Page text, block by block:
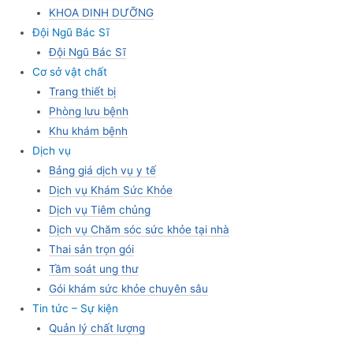
KHOA DINH DƯỠNG
Đội Ngũ Bác Sĩ
Đội Ngũ Bác Sĩ
Cơ sở vật chất
Trang thiết bị
Phòng lưu bệnh
Khu khám bệnh
Dịch vụ
Bảng giá dịch vụ y tế
Dịch vụ Khám Sức Khỏe
Dịch vụ Tiêm chủng
Dịch vụ Chăm sóc sức khỏe tại nhà
Thai sản trọn gói
Tầm soát ung thư
Gói khám sức khỏe chuyên sâu
Tin tức – Sự kiện
Quản lý chất lượng